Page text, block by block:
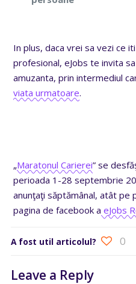
In plus, daca vrei sa vezi ce
profesional, eJobs te invita
amuzanta, prin intermediul
viata urmatoare.
„Maratonul Carierei” se
perioada 1-28 septembrie
anunţaţi săptămânal, atât pe
pagina de facebook a eJobs
A fost util articolul? 0
Leave a Reply